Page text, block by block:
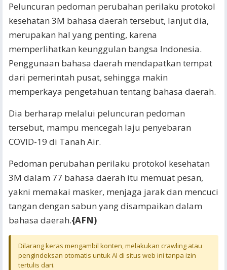
Peluncuran pedoman perubahan perilaku protokol
kesehatan 3M bahasa daerah tersebut, lanjut dia,
merupakan hal yang penting, karena
memperlihatkan keunggulan bangsa Indonesia.
Penggunaan bahasa daerah mendapatkan tempat
dari pemerintah pusat, sehingga makin
memperkaya pengetahuan tentang bahasa daerah.
Dia berharap melalui peluncuran pedoman
tersebut, mampu mencegah laju penyebaran
COVID-19 di Tanah Air.
Pedoman perubahan perilaku protokol kesehatan
3M dalam 77 bahasa daerah itu memuat pesan,
yakni memakai masker, menjaga jarak dan mencuci
tangan dengan sabun yang disampaikan dalam
bahasa daerah.{AFN)
Dilarang keras mengambil konten, melakukan crawling atau
pengindeksan otomatis untuk AI di situs web ini tanpa izin
tertulis dari.